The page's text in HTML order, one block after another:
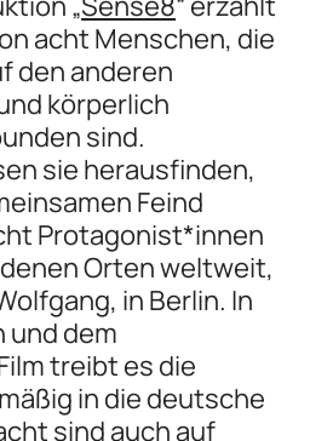
acht Menschen, die
den anderen
körperlich
sind.
sie herausfinden,
Feind
Protagonist*innen
Orten weltweit,
in Berlin. In
und dem
treibt es die
in die deutsche
sind auch auf